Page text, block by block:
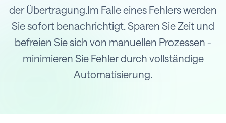
der Übertragung.Im Falle eines Fehlers werden
Sie sofort benachrichtigt. Sparen Sie Zeit und
befreien Sie sich von manuellen Prozessen -
minimieren Sie Fehler durch vollständige
Automatisierung.